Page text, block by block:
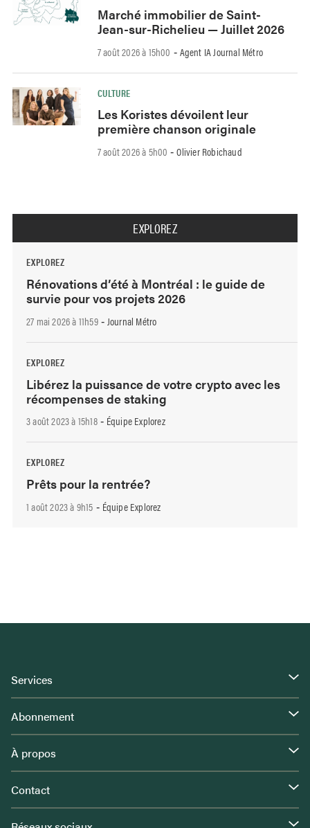
Marché immobilier de Saint-
Jean-sur-Richelieu — Juillet 2026
7 août 2026 à 15h00 - Agent IA Journal Métro
CULTURE
Les Koristes dévoilent leur
première chanson originale
7 août 2026 à 5h00 -Olivier Robichaud
EXPLOREZ
EXPLOREZ
Rénovations d’été à Montréal : le guide de
survie pour vos projets 2026
27 mai 2026 à 11h59- Journal Métro
EXPLOREZ
Libérez la puissance de votre crypto avec les
récompenses de staking
3 août 2023 à 15h18- Équipe Explorez
EXPLOREZ
Prêts pour la rentrée?
1 août 2023 à 9h15 - Équipe Explorez
Services
Abonnement
À propos
Contact